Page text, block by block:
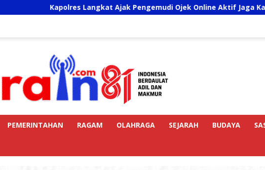
Kapolres Langkat Ajak Pengemudi Ojek Online Aktif Jaga Kamtibmas
PEMERINTAHAN RAGAM OLAHRAGA SEJARAH BUDAYA